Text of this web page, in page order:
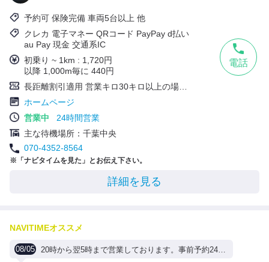
予約可 保険完備 車両5台以上 他
クレカ 電子マネー QRコード PayPay d払い
au Pay 現金 交通系IC
初乗り ~ 1km : 1,720円
以降 1,000m毎に 440円
長距離割引適用 営業キロ30キロ以上の場合はお迎え料金無料【お迎え時の高速代除く】
ホームページ
営業中
24時間営業
主な待機場所：千葉中央
070-4352-8564
※「ナビタイムを見た」とお伝え下さい。
詳細を見る
電話
NAVITIMEオススメ
08/05 20時から翌5時まで営業しております。事前予約24時間対応。お問い合わせお待ちしております